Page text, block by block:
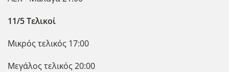
11/5 Τελικοί
Μικρός τελικός 17:00
Μεγάλος τελικός 20:00